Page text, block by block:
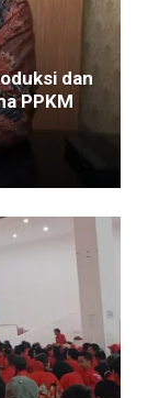
dan
PPKM